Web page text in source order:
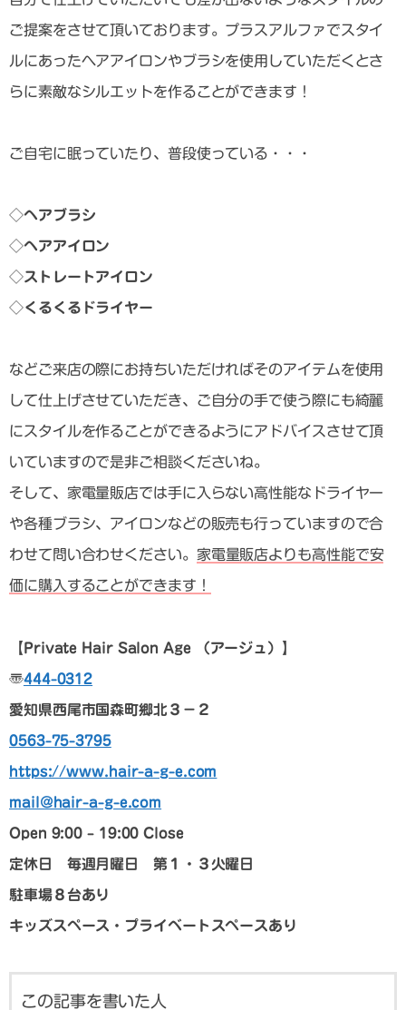
ご提案をさせて頂いております。プラスアルファでスタイ
ルにあったヘアアイロンやブラシを使用していただくとさ
らに素敵なシルエットを作ることができます！
ご自宅に眠っていたり、普段使っている・・・
◇ヘアブラシ
◇ヘアアイロン
◇ストレートアイロン
◇くるくるドライヤー
などご来店の際にお持ちいただければそのアイテムを使用
して仕上げさせていただき、ご自分の手で使う際にも綺麗
にスタイルを作ることができるようにアドバイスさせて頂
いていますので是非ご相談くださいね。
そして、家電量販店では手に入らない高性能なドライヤー
や各種ブラシ、アイロンなどの販売も行っていますので合
わせて問い合わせください。 家電量販店よりも高性能で安
価に購入することができます！
【Private Hair Salon Age （アージュ） 】
〠444-0312
愛知県西尾市国森町郷北３－２
0563-75-3795
https://www.hair-a-g-e.com
mail@hair-a-g-e.com
Open 9:00 – 19:00 Close
定休日 毎週月曜日 第１・３火曜日
駐車場８台あり
キッズスペース・プライベートスペースあり
この記事を書いた人